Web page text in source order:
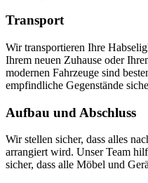
Transport
Wir transportieren Ihre
Ihrem neuen Zuhause oder
modernen Fahrzeuge sind
empfindliche Gegenstände
Aufbau und Abschluss
Wir stellen sicher, dass alles
arrangiert wird. Unser Team
sicher, dass alle Möbel und